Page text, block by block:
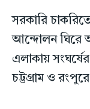
সরকারি
আন্দোলন ঘিরে
এলাকায়
চট্টগ্রাম ও